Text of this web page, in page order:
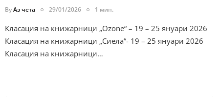
ByАз чета 29/01/2026 1 мин.
Класация на книжарници „Ozone“ – 19 – 25 януари 2026
Класация на книжарници „Сиела“- 19 – 25 януари 2026
Класация на книжарници…